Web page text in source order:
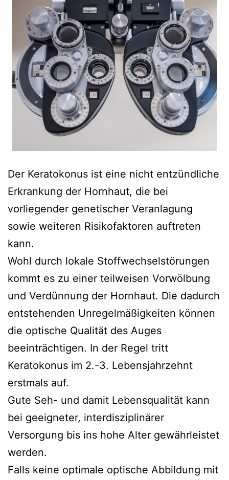
Der Keratokonus ist eine nicht entzündliche
Erkrankung der Hornhaut, die bei
vorliegender genetischer Veranlagung
sowie weiteren Risikofaktoren auftreten
kann.
Wohl durch lokale Stoffwechselstörungen
kommt es zu einer teilweisen Vorwölbung
und Verdünnung der Hornhaut. Die dadurch
entstehenden Unregelmäßigkeiten können
die optische Qualität des Auges
beeinträchtigen. In der Regel tritt
Keratokonus im 2.-3. Lebensjahrzehnt
erstmals auf.
Gute Seh- und damit Lebensqualität kann
bei geeigneter, interdisziplinärer
Versorgung bis ins hohe Alter gewährleistet
werden.
Falls keine optimale optische Abbildung mit